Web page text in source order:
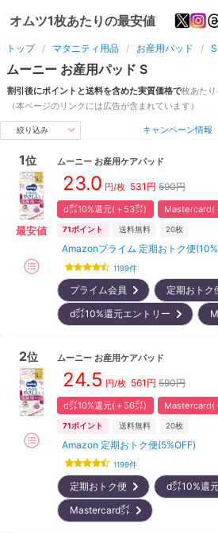
オムツ1枚あたりの最安値
トップ マタニティ用品 お産用パッド S
ムーニー お産用パッド S
割引後にポイントと送料を含めた実質価格で枚あたり
（本ページのリンクには広告が含まれています）
絞り込み キャンペーン情報
1位
最安値
ムーニー お産用ケアパッド
23.0 円/枚 531 円 590円
d㌽10%還元(＋53㌽) Mastercard(
71ポイント 送料無料 20枚
Amazonプライム 定期おトク便
1199件
プライム会員
定期おト
d㌽10%還元エントリー
2位 ムーニー お産用ケアパッド
24.5 円/枚 561 円 590円
d㌽10%還元(＋56㌽) Mastercard(
71ポイント 送料無料 20枚
Amazon 定期おトク便(5%OFF)
1199件
定期おトク便
d㌽10%還
Mastercard㌽